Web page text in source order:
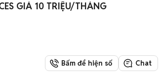
GIÁ 10 TRIỆU/THÁNG
Bấm để hiện số Chat